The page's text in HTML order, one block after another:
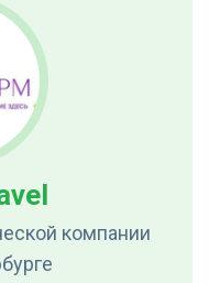
компании